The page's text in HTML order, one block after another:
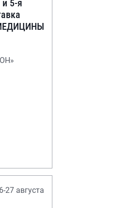
5-я
27 августа